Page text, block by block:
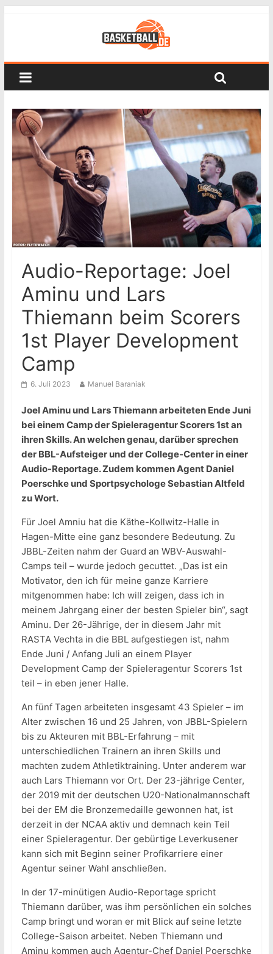
Audio-Reportage: Joel
Aminu und Lars
Thiemann beim Scorers
1st Player Development
Camp
6. Juli 2023 Manuel Baraniak
Joel Aminu und Lars Thiemann arbeiteten Ende Juni
bei einem Camp der Spieleragentur Scorers 1st an
ihren Skills. An welchen genau, darüber sprechen
der BBL-Aufsteiger und der College-Center in einer
Audio-Reportage. Zudem kommen Agent Daniel
Poerschke und Sportpsychologe Sebastian Altfeld
zu Wort.
Für Joel Amniu hat die Käthe-Kollwitz-Halle in
Hagen-Mitte eine ganz besondere Bedeutung. Zu
JBBL-Zeiten nahm der Guard an WBV-Auswahl-
Camps teil – wurde jedoch gecuttet. „Das ist ein
Motivator, den ich für meine ganze Karriere
mitgenommen habe: Ich will zeigen, dass ich in
meinem Jahrgang einer der besten Spieler bin“, sagt
Aminu. Der 26-Jährige, der in diesem Jahr mit
RASTA Vechta in die BBL aufgestiegen ist, nahm
Ende Juni / Anfang Juli an einem Player
Development Camp der Spieleragentur Scorers 1st
teil – in eben jener Halle.
An fünf Tagen arbeiteten insgesamt 43 Spieler – im
Alter zwischen 16 und 25 Jahren, von JBBL-Spielern
bis zu Akteuren mit BBL-Erfahrung – mit
unterschiedlichen Trainern an ihren Skills und
machten zudem Athletiktraining. Unter anderem war
auch Lars Thiemann vor Ort. Der 23-jährige Center,
der 2019 mit der deutschen U20-Nationalmannschaft
bei der EM die Bronzemedaille gewonnen hat, ist
derzeit in der NCAA aktiv und demnach kein Teil
einer Spieleragentur. Der gebürtige Leverkusener
kann sich mit Beginn seiner Profikarriere einer
Agentur seiner Wahl anschließen.
In der 17-minütigen Audio-Reportage spricht
Thiemann darüber, was ihm persönlichen ein solches
Camp bringt und woran er mit Blick auf seine letzte
College-Saison arbeitet. Neben Thiemann und
Aminu kommen auch Agentur-Chef Daniel Poerschke